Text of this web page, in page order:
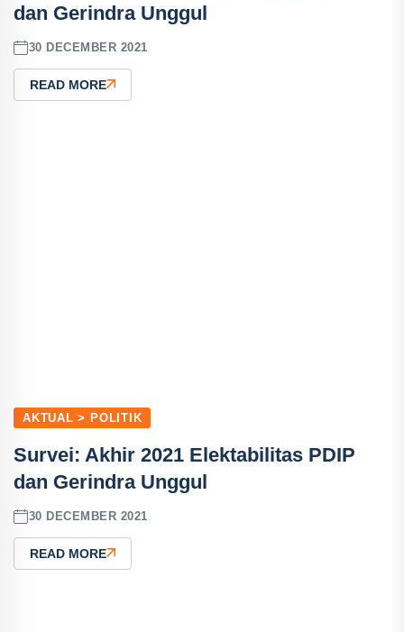
dan Gerindra Unggul
30 DECEMBER 2021
READ MORE
AKTUAL > POLITIK
Survei: Akhir 2021 Elektabilitas PDIP
dan Gerindra Unggul
30 DECEMBER 2021
READ MORE